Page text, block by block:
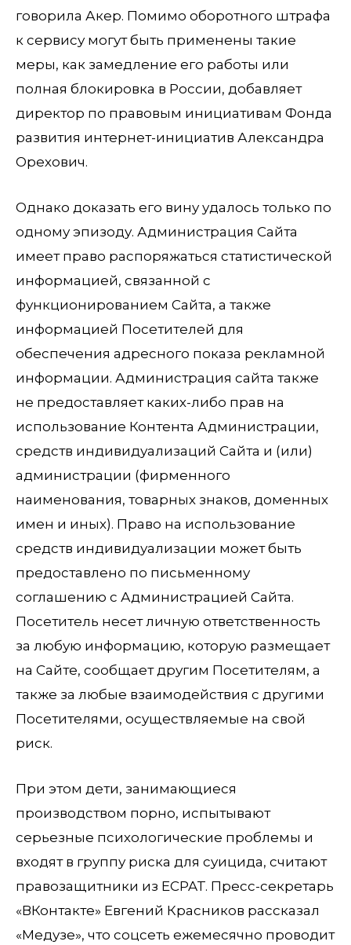
говорила Акер. Помимо оборотного штрафа
к сервису могут быть применены такие
меры, как замедление его работы или
полная блокировка в России, добавляет
директор по правовым инициативам Фонда
развития интернет-инициатив Александра
Орехович.
Однако доказать его вину удалось только по
одному эпизоду. Администрация Сайта
имеет право распоряжаться статистической
информацией, связанной с
функционированием Сайта, а также
информацией Посетителей для
обеспечения адресного показа рекламной
информации. Администрация сайта также
не предоставляет каких-либо прав на
использование Контента Администрации,
средств индивидуализаций Сайта и (или)
администрации (фирменного
наименования, товарных знаков, доменных
имен и иных). Право на использование
средств индивидуализации может быть
предоставлено по письменному
соглашению с Администрацией Сайта.
Посетитель несет личную ответственность
за любую информацию, которую размещает
на Сайте, сообщает другим Посетителям, а
также за любые взаимодействия с другими
Посетителями, осуществляемые на свой
риск.
При этом дети, занимающиеся
производством порно, испытывают
серьезные психологические проблемы и
входят в группу риска для суицида, считают
правозащитники из EСPAT. Пресс-секретарь
«ВКонтакте» Евгений Красников рассказал
«Медузе», что соцсеть ежемесячно проводит